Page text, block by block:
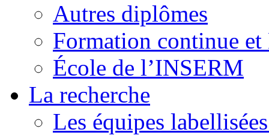
Autres diplômes
Formation continue et
École de l’INSERM
La recherche
Les équipes